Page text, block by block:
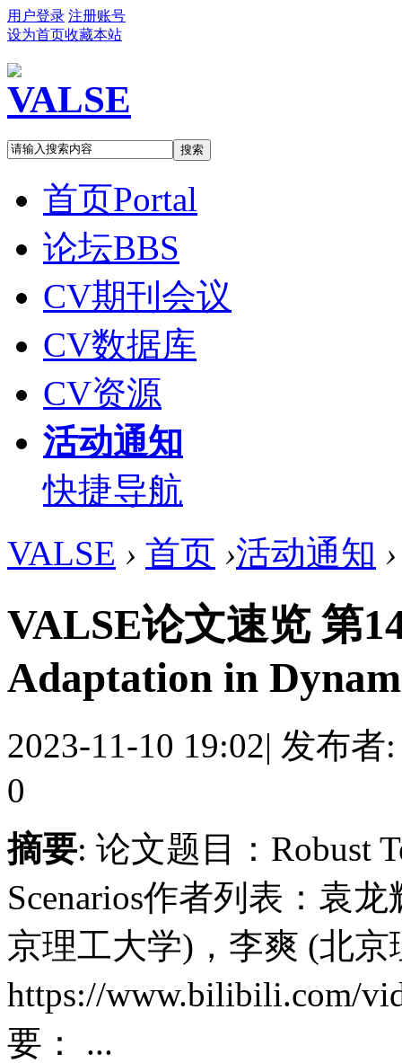
用户登录 注册账号
设为首页收藏本站
搜索
首页Portal
论坛BBS
CV期刊会议
CV数据库
CV资源
活动通知
快捷导航
VALSE › 首页 ›活动通知 ›
VALSE论文速览 第
Adaptation in
2023-11-10 19:02| 发布者
0
摘要: 论文题目：Robust
Scenarios作者列表：袁
京理工大学)，李爽 (北
https://www.bilibili.com/
要： ...